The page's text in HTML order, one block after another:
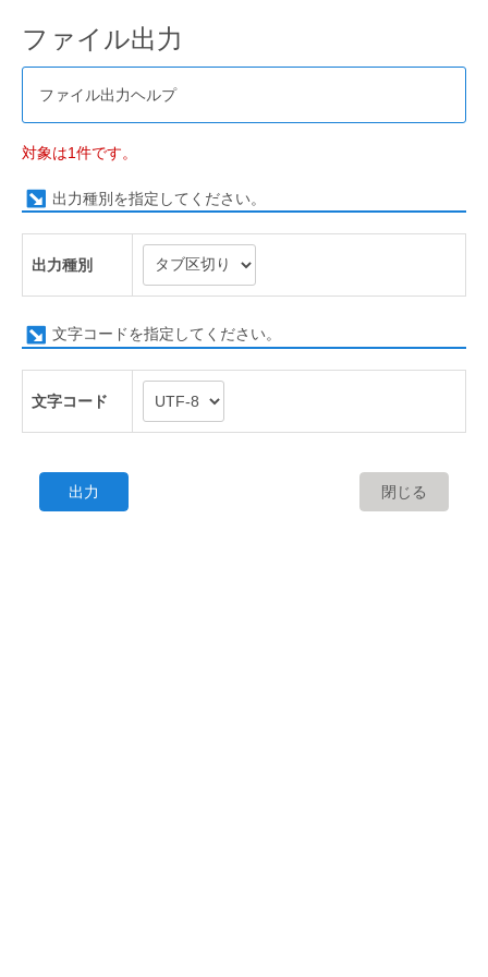
ファイル出力
ファイル出力ヘルプ
対象は1件です。
出力種別を指定してください。
出力種別
文字コードを指定してください。
文字コード